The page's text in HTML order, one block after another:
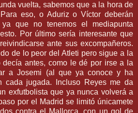
vuelta, sabemos que a la hora de
eso, o Adurizo Víctor deberán
que no tenemos el mediapunta
Por último sería interesante que
reivindicarseante sus excompañeros.
de lo peordel Atleti pero sigue a la
decía antes, como le dé por irse a la
aJosemi (al que ya conoce y ha
cada jugada. Incluso Reyes me da
exfutbolistaque ya nunca volverá a
por el Madrid se limitó únicamete